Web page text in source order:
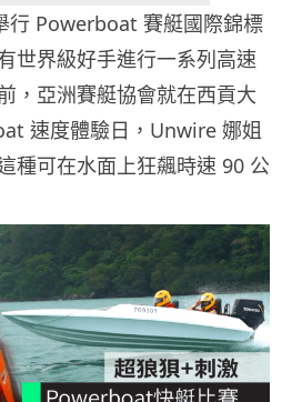
行 Powerboat 賽艇國際錦標
世界級好手進行一系列高速
，亞洲賽艇協會就在西貢大
速度體驗日，Unwire 娜姐
種可在水面上狂飆時速 90 公